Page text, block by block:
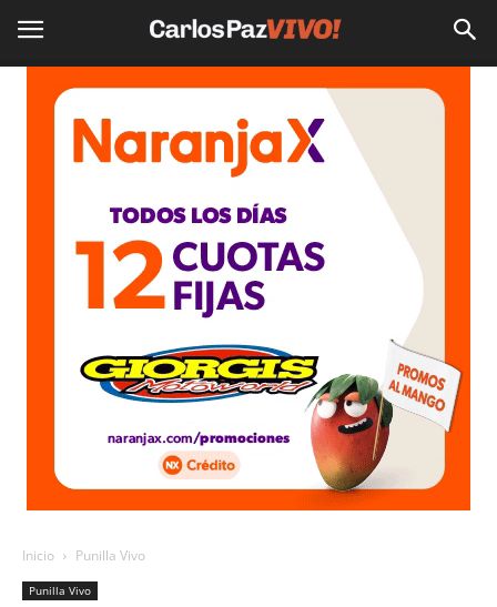
Inicio Punilla Vivo
Punilla Vivo